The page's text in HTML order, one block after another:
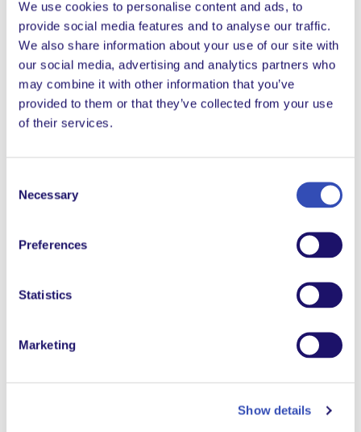
We use cookies to personalise content and ads, to
provide social media features and to analyse our traffic.
We also share information about your use of our site with
our social media, advertising and analytics partners who
may combine it with other information that you’ve
provided to them or that they’ve collected from your use
of their services.
Selection
Necessary
Preferences
Statistics
Marketing
Show details
Le 22 décembre, De Ark Haarlem a marqué cette
période de transition par un échange de souvenirs et
un partage de pensées et de sentiments. En utilisant la
métaphore biblique de l’arche, les membres ont
imaginé s’avancer vers l’inconnu : certains débarquant
sur le quai, d’autres montant dans un nouveau bateau,